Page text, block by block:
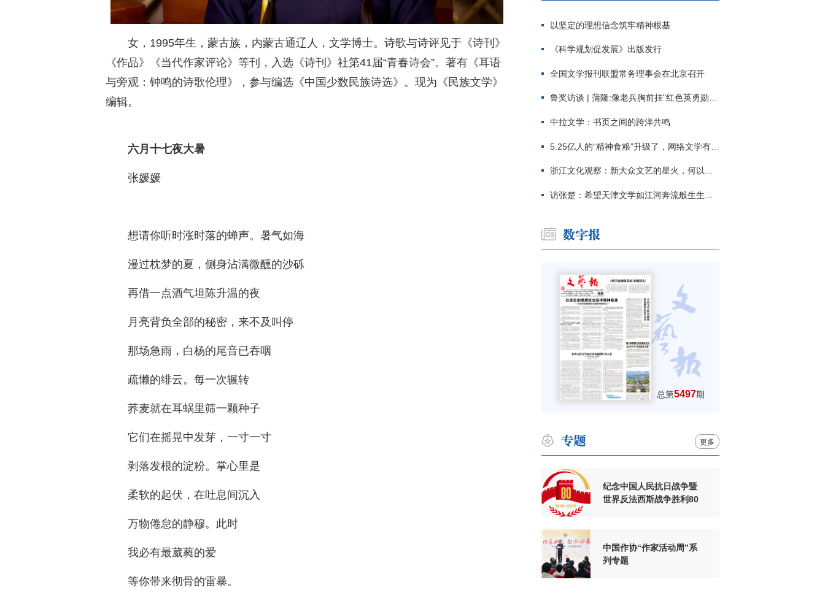
女，1995年生，蒙古族，内蒙古通辽人，文学博士。诗歌与诗评见于《诗刊》
《作品》《当代作家评论》等刊，入选《诗刊》社第41届“青春诗会”。著有《耳语
与旁观：钟鸣的诗歌伦理》，参与编选《中国少数民族诗选》。现为《民族文学》
编辑。
六月十七夜大暑
张媛媛
想请你听时涨时落的蝉声。暑气如海
漫过枕梦的夏，侧身沾满微醺的沙砾
再借一点酒气坦陈升温的夜
月亮背负全部的秘密，来不及叫停
那场急雨，白杨的尾音已吞咽
疏懒的绯云。每一次辗转
荞麦就在耳蜗里筛一颗种子
它们在摇晃中发芽，一寸一寸
剥落发根的淀粉。掌心里是
柔软的起伏，在吐息间沉入
万物倦怠的静穆。此时
我必有最葳蕤的爱
等你带来彻骨的雷暴。
以坚定的理想信念筑牢精神根基
《科学规划促发展》出版发行
全国文学报刊联盟常务理事会在北京召开
鲁奖访谈 | 蒲隆:像老兵胸前挂"红色英勇勋章"
中拉文学：书页之间的跨洋共鸣
5.25亿人的“精神食粮”升级了，网络文学有了哪些新变化？
浙江文化观察：新大众文艺的星火，何以燎原？
访张楚：希望天津文学如江河奔流般生生不息
总第5497期
更多
纪念中国人民抗日战争暨
世界反法西斯战争胜利80
中国作协“作家活动周”系
列专题